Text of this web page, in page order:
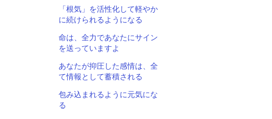
「根気」を活性化して軽やか
に続けられるようになる
命は、全力であなたにサイン
を送っていますよ
あなたが抑圧した感情は、全
て情報として蓄積される
包み込まれるように元気にな
る